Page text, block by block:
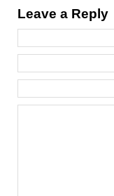
Leave a Reply